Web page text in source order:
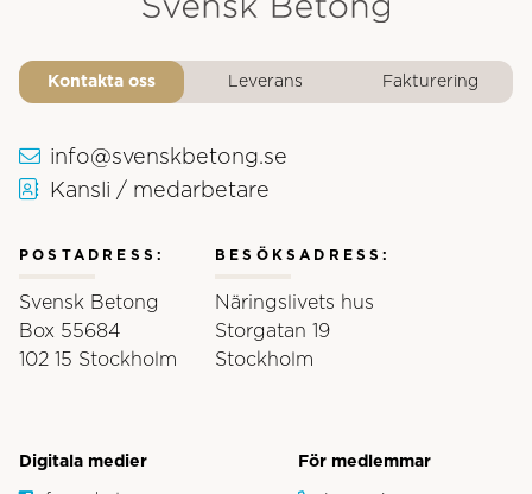
Kontakta oss Leverans Fakturering
info@svenskbetong.se
Kansli / medarbetare
POSTADRESS:
Svensk Betong
Box 55684
102 15 Stockholm
BESÖKSADRESS:
Näringslivets hus
Storgatan 19
Stockholm
Digitala medier För medlemmar